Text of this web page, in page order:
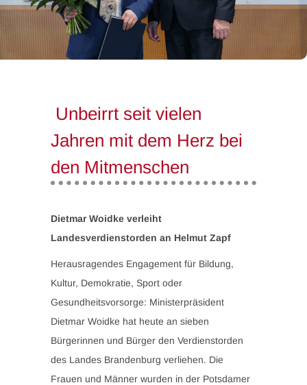
Unbeirrt seit vielen
Jahren mit dem Herz bei
den Mitmenschen
Dietmar Woidke verleiht
Landesverdienstorden an Helmut Zapf
Herausragendes Engagement für Bildung,
Kultur, Demokratie, Sport oder
Gesundheitsvorsorge: Ministerpräsident
Dietmar Woidke hat heute an sieben
Bürgerinnen und Bürger den Verdienstorden
des Landes Brandenburg verliehen. Die
Frauen und Männer wurden in der Potsdamer